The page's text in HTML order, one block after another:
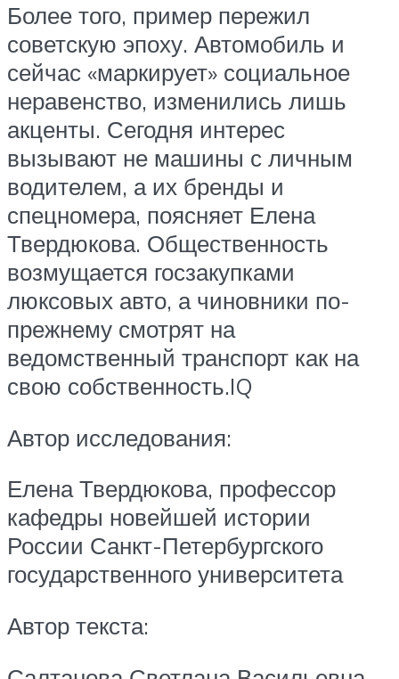
Более того, пример пережил
советскую эпоху. Автомобиль и
сейчас «маркирует» социальное
неравенство, изменились лишь
акценты. Сегодня интерес
вызывают не машины с личным
водителем, а их бренды и
спецномера, поясняет Елена
Твердюкова. Общественность
возмущается госзакупками
люксовых авто, а чиновники по-
прежнему смотрят на
ведомственный транспорт как на
свою собственность.IQ
Автор исследования:
Елена Твердюкова, профессор
кафедры новейшей истории
России Санкт-Петербургского
государственного университета
Автор текста: